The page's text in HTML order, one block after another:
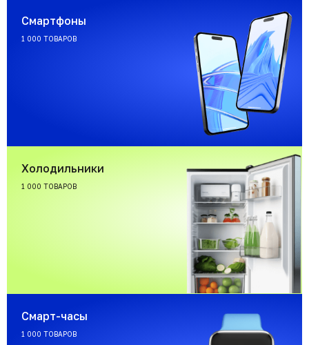
Смартфоны
1 000 ТОВАРОВ
Холодильники
1 000 ТОВАРОВ
Смарт-часы
1 000 ТОВАРОВ